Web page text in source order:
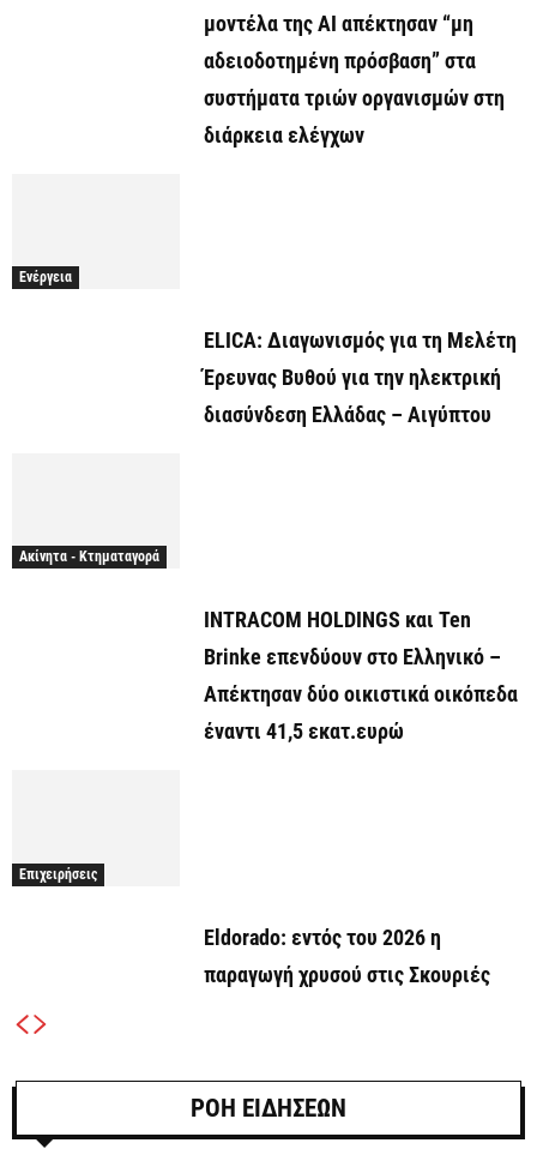
μοντέλα της AI απέκτησαν “μη
αδειοδοτημένη πρόσβαση” στα
συστήματα τριών οργανισμών στη
διάρκεια ελέγχων
Ενέργεια
ELICA: Διαγωνισμός για τη Μελέτη
Έρευνας Βυθού για την ηλεκτρική
διασύνδεση Ελλάδας – Αιγύπτου
Ακίνητα - Κτηματαγορά
INTRACOM HOLDINGS και Ten
Brinke επενδύουν στο Ελληνικό –
Απέκτησαν δύο οικιστικά οικόπεδα
έναντι 41,5 εκατ.ευρώ
Επιχειρήσεις
Eldorado: εντός του 2026 η
παραγωγή χρυσού στις Σκουριές
ΡΟΗ ΕΙΔΗΣΕΩΝ